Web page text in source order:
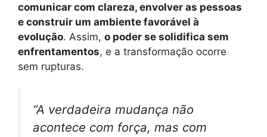
comunicar com clareza, envolver as pessoas
e construir um ambiente favorável à
evolução. Assim, o poder se solidifica sem
enfrentamentos, e a transformação ocorre
sem rupturas.
“A verdadeira mudança não
acontece com força, mas com